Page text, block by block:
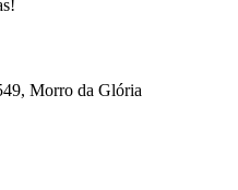
Morro da Glória